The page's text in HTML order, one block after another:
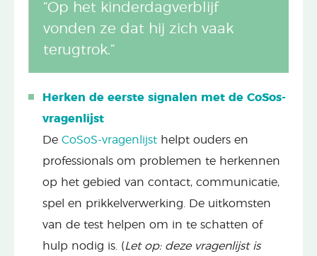
“Op het kinderdagverblijf
vonden ze dat hij zich vaak
terugtrok.”
Herken de eerste signalen met de CoSos-
vragenlijst
De CoSoS-vragenlijst helpt ouders en
professionals om problemen te herkennen
op het gebied van contact, communicatie,
spel en prikkelverwerking. De uitkomsten
van de test helpen om in te schatten of
hulp nodig is. (Let op: deze vragenlijst is